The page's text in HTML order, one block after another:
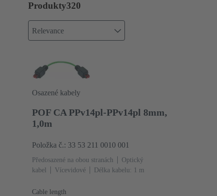
Produkty320
Relevance
Osazené kabely
POF CA PPv14pl-PPv14pl 8mm,
1,0m
Položka č.: 33 53 211 0010 001
Předosazené na obou stranách
Optický
kabel
Vícevidové Délka kabelu: 1 m
Cable length